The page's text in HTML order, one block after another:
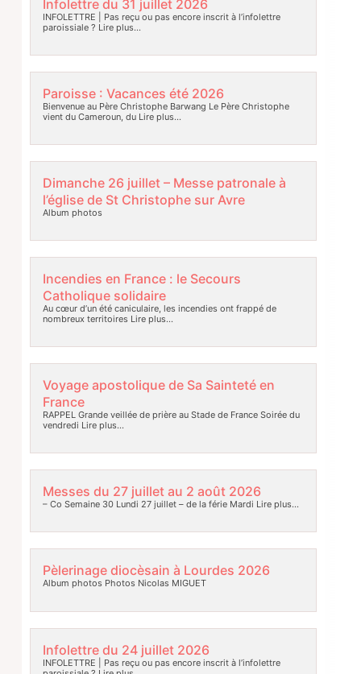
Infolettre du 31 juillet 2026
INFOLETTRE | Pas reçu ou pas encore inscrit à l’infolettre
paroissiale ? Lire plus…
Paroisse : Vacances été 2026
Bienvenue au Père Christophe Barwang Le Père Christophe
vient du Cameroun, duLire plus…
Dimanche 26 juillet – Messe patronale à
l’église de St Christophe sur Avre
Album photos
Incendies en France : le Secours
Catholique solidaire
Au cœur d’un été caniculaire, les incendies ont frappé de
nombreux territoires Lire plus…
Voyage apostolique de Sa Sainteté en
France
RAPPEL Grande veillée de prière au Stade de France Soirée du
vendredi Lire plus…
Messes du 27 juillet au 2 août 2026
– Co Semaine 30 Lundi 27 juillet – de la férie Mardi Lire plus…
Pèlerinage diocèsain à Lourdes 2026
Album photos Photos Nicolas MIGUET
Infolettre du 24 juillet 2026
INFOLETTRE | Pas reçu ou pas encore inscrit à l’infolettre